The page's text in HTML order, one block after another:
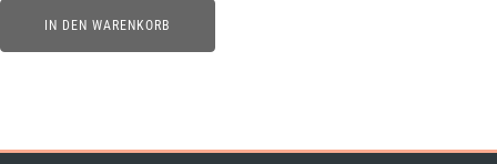
IN DEN WARENKORB